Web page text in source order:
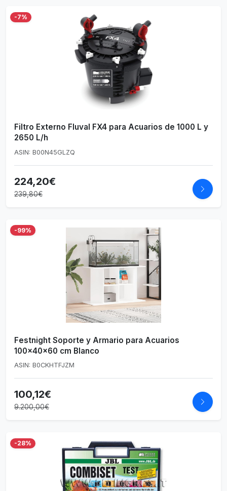
-7%
Filtro Externo Fluval FX4 para Acuarios de 1000 L y
2650 L/h
ASIN: B00N45GLZQ
224,20€
239,80€
-99%
Festnight Soporte y Armario para Acuarios
100x40x60 cm Blanco
ASIN: B0CKHTFJZM
100,12€
9.200,00€
-28%